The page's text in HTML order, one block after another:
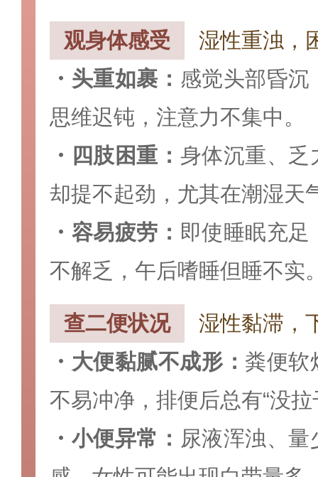
观身体感受
湿性重浊，
・头重如裹‌： 感觉头部昏沉
思维迟钝，注意力不集中。
・四肢困重‌： 身体沉重、乏
却提不起劲，尤其在潮湿天
・容易疲劳‌： 即使睡眠充
不解乏，午后嗜睡但睡不实
查二便状况
湿性黏滞，
・大便黏腻不成形‌： 粪便软
不易冲净，排便后总有“没
・小便异常‌： 尿液浑浊、